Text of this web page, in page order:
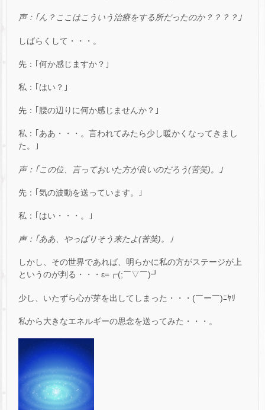
声：｢ん？ここはこういう治療をする所だったのか？？？？｣
しばらくして・・・。
先：｢何か感じますか？｣
私：｢はい？｣
先：｢腰の辺りに何か感じませんか？｣
私：｢ああ・・・。言われてみたら少し暖かくなってきまし
た。｣
声：｢この位、言っておいた方が良いのだろう(苦笑)。｣
先：｢気の波動を送っています。｣
私：｢はい・・・。｣
声：｢ああ、やっぱりそう来たよ(苦笑)。｣
しかし、その世界であれば、明らかに私の方がステージが上
というのが判る・・・ε=┏(;￣▽￣)┛
少し、いたずら心が芽を出してしまった・・・(￣ー￣)ﾆﾔﾘ
私から大きなエネルギーの思念を送ってみた・・・。